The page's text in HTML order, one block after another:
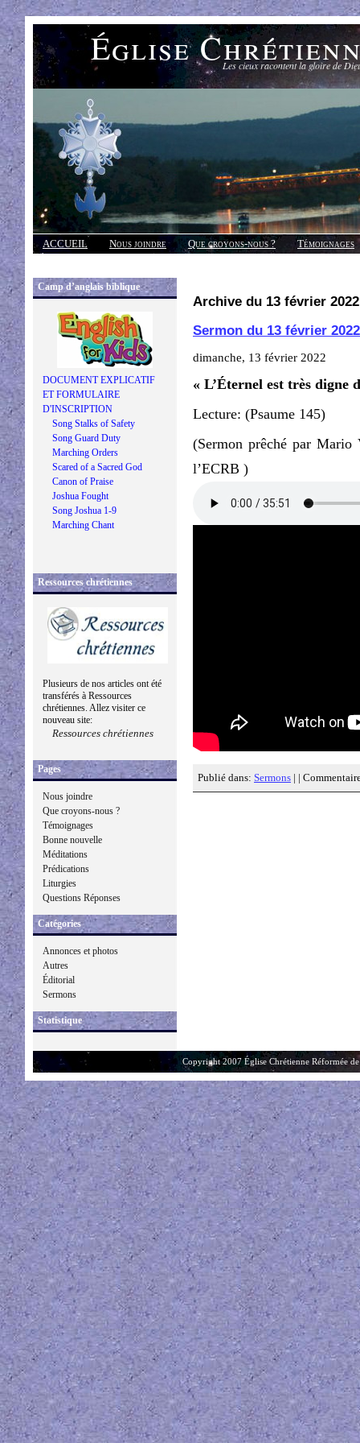
Église Les cieux racontent la gloire de
ACCUEIL Nous joindre Que croyons-nous ?
Témoignages
Réponses
Camp d’anglais biblique
DOCUMENT EXPLICATIF
ET FORMULAIRE
D'INSCRIPTION
Song Stalks of Safety
Song Guard Duty
Marching Orders
Scared of a Sacred God
Canon of Praise
Joshua Fought
Song Joshua 1-9
Marching Chant
Ressources chrétiennes
Plusieurs de nos articles ont été
transférés à Ressources
chrétiennes. Allez visiter ce
nouveau site:
Ressources chrétiennes
Pages
Nous joindre
Que croyons-nous ?
Témoignages
Bonne nouvelle
Méditations
Prédications
Liturgies
Questions Réponses
Catégories
Annonces et photos
Autres
Éditorial
Sermons
Statistique
Archive du 13 février 2022
Sermon du 13 février 2022
dimanche, 13 février 2022
« L’Éternel est très digne
Lecture: (Psaume 145)
(Sermon prêché par
l’ECRB )
Publié dans: Sermons | |
Copyright 2007 Église Chrétienne Réformée